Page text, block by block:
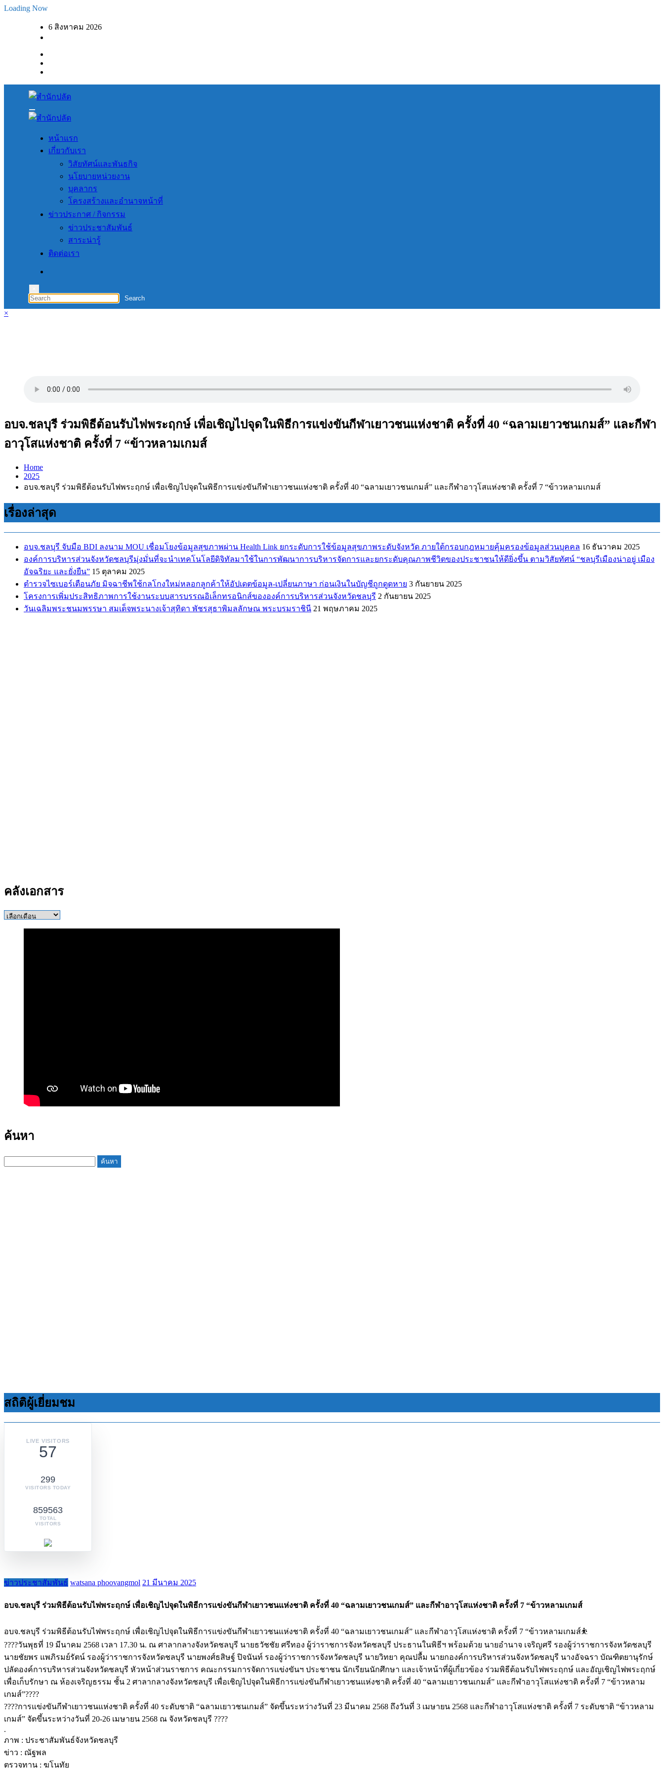
Skip
Loading Now
6 สิงหาคม 2026
หน้าแรก
เกี่ยวกับเรา
วิสัยทัศน์และพันธกิจ
นโยบายหน่วยงาน
บุคลากร
โครงสร้างเเละอำนาจหน้าที่
ข่าวประกาศ / กิจกรรม
ข่าวประชาสัมพันธ์
สาระน่ารู้
ติดต่อเรา
×
อบจ.ชลบุรี ร่วมพิธีต้อนรับไฟพระฤกษ์ เพื่อเชิญไปจุดในพิธีการแข่งขันกีฬาเยาวชนแห่งชาติ ครั้งที่ 40 “ฉลามเยาวชนเกมส์” และกีฬา
อาวุโสแห่งชาติ ครั้งที่ 7 “ข้าวหลามเกมส์
Home
2025
อบจ.ชลบุรี ร่วมพิธีต้อนรับไฟพระฤกษ์ เพื่อเชิญไปจุดในพิธีการแข่งขันกีฬาเยาวชนแห่งชาติ ครั้งที่ 40 “ฉลามเยาวชนเกมส์” และกีฬาอาวุโสแห่งชาติ ครั้งที่ 7 “ข้าวหลามเกมส์
เรื่องล่าสุด
อบจ.ชลบุรี จับมือ BDI ลงนาม MOU เชื่อมโยงข้อมูลสุขภาพผ่าน Health Link ยกระดับการใช้ข้อมูลสุขภาพระดับจังหวัด ภายใต้กรอบกฎหมายคุ้มครองข้อมูลส่วนบุคคล 16 ธันวาคม 2025
องค์การบริหารส่วนจังหวัดชลบุรีมุ่งมั่นที่จะนำเทคโนโลยีดิจิทัลมาใช้ในการพัฒนาการบริหารจัดการและยกระดับคุณภาพชีวิตของประชาชนให้ดียิ่งขึ้น ตามวิสัยทัศน์ “ชลบุรีเมืองน่าอยู่ เมือง
อัจฉริยะ และยั่งยืน” 15 ตุลาคม 2025
ตำรวจไซเบอร์เตือนภัย มิจฉาชีพใช้กลโกงใหม่หลอกลูกค้าให้อัปเดตข้อมูล-เปลี่ยนภาษา ก่อนเงินในบัญชีถูกดูดหาย 3 กันยายน 2025
โครงการเพิ่มประสิทธิภาพการใช้งานระบบสารบรรณอิเล็กทรอนิกส์ขององค์การบริหารส่วนจังหวัดชลบุรี 2 กันยายน 2025
วันเฉลิมพระชนมพรรษา สมเด็จพระนางเจ้าสุทิดา พัชรสุธาพิมลลักษณ พระบรมราชินี 21 พฤษภาคม 2025
คลังเอกสาร
คลัง
เอกสาร
ค้นหา
สถิติผู้เยี่ยมชม
LIVE VISITORS
57
299
VISITORS TODAY
859563
TOTAL
VISITORS
ข่าวประชาสัมพันธ์ watsana phoovangmol 21 มีนาคม 2025
อบจ.ชลบุรี ร่วมพิธีต้อนรับไฟพระฤกษ์ เพื่อเชิญไปจุดในพิธีการแข่งขันกีฬาเยาวชนแห่งชาติ ครั้งที่ 40 “ฉลามเยาวชนเกมส์” และกีฬาอาวุโสแห่งชาติ ครั้งที่ 7 “ข้าวหลามเกมส์
อบจ.ชลบุรี ร่วมพิธีต้อนรับไฟพระฤกษ์ เพื่อเชิญไปจุดในพิธีการแข่งขันกีฬาเยาวชนแห่งชาติ ครั้งที่ 40 “ฉลามเยาวชนเกมส์” และกีฬาอาวุโสแห่งชาติ ครั้งที่ 7 “ข้าวหลามเกมส์⛹️
????วันพุธที่ 19 มีนาคม 2568 เวลา 17.30 น. ณ ศาลากลางจังหวัดชลบุรี นายธวัชชัย ศรีทอง ผู้ว่าราชการจังหวัดชลบุรี ประธานในพิธีฯ พร้อมด้วย นายอำนาจ เจริญศรี รองผู้ว่าราชการจังหวัดชลบุรี
นายชัยพร แพภิรมย์รัตน์ รองผู้ว่าราชการจังหวัดชลบุรี นายพงศ์ธสิษฐ์ ปิจนันท์ รองผู้ว่าราชการจังหวัดชลบุรี นายวิทยา คุณปลื้ม นายกองค์การบริหารส่วนจังหวัดชลบุรี นางอัจฉรา บัณฑิตยานุรักษ์
ปลัดองค์การบริหารส่วนจังหวัดชลบุรี หัวหน้าส่วนราชการ คณะกรรมการจัดการแข่งขันฯ ประชาชน นักเรียนนักศึกษา และเจ้าหน้าที่ผู้เกี่ยวข้อง ร่วมพิธีต้อนรับไฟพระฤกษ์ และอัญเชิญไฟพระฤกษ์
เพื่อเก็บรักษา ณ ห้องเจริญธรรม ชั้น 2 ศาลากลางจังหวัดชลบุรี เพื่อเชิญไปจุดในพิธีการแข่งขันกีฬาเยาวชนแห่งชาติ ครั้งที่ 40 “ฉลามเยาวชนเกมส์” และกีฬาอาวุโสแห่งชาติ ครั้งที่ 7 “ข้าวหลาม
เกมส์”????
????การแข่งขันกีฬาเยาวชนแห่งชาติ ครั้งที่ 40 ระดับชาติ “ฉลามเยาวชนเกมส์” จัดขึ้นระหว่างวันที่ 23 มีนาคม 2568 ถึงวันที่ 3 เมษายน 2568 และกีฬาอาวุโสแห่งชาติ ครั้งที่ 7 ระดับชาติ “ข้าวหลาม
เกมส์” จัดขึ้นระหว่างวันที่ 20-26 เมษายน 2568 ณ จังหวัดชลบุรี ????️
.
ภาพ : ประชาสัมพันธ์จังหวัดชลบุรี
ข่าว : ณัฐพล
ตรวจทาน : ฆโนทัย